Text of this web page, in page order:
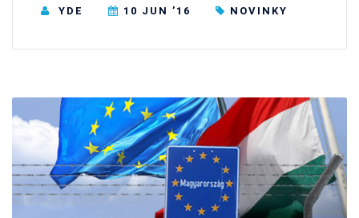
YDE 10 JUN ’16 NOVINKY